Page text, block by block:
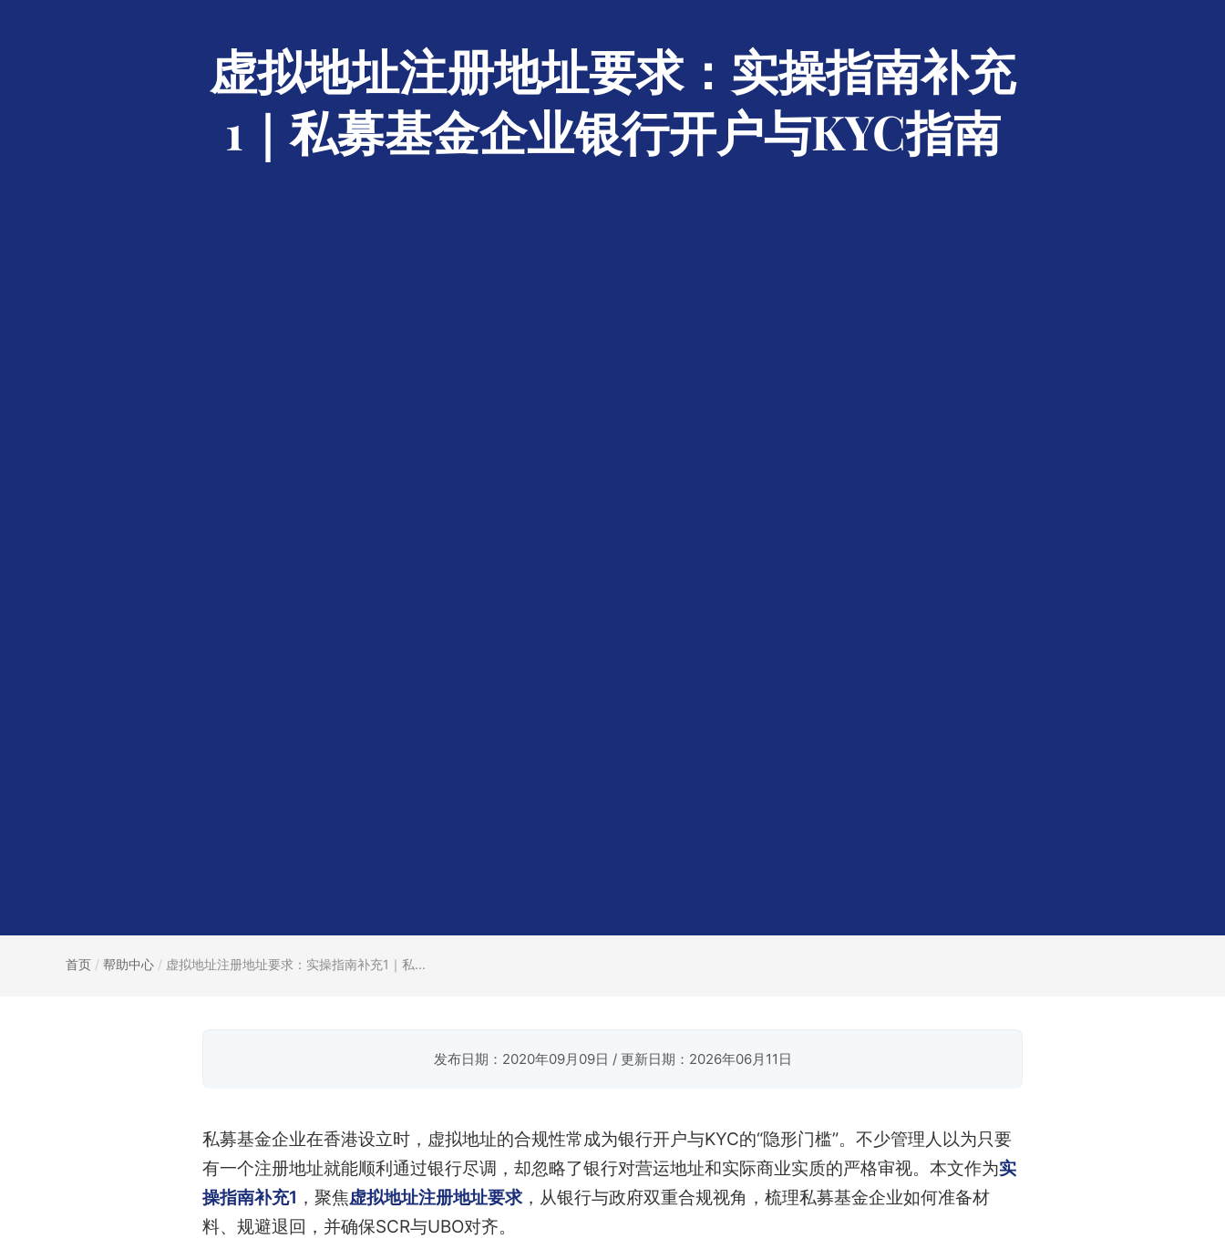
虚拟地址注册地址要求：实操指南补充
1｜私募基金企业银行开户与KYC指南
首页 / 帮助中心 / 虚拟地址注册地址要求：实操指南补充1｜私...
发布日期：2020年09月09日 / 更新日期：2026年06月11日
私募基金企业在香港设立时，虚拟地址的合规性常成为银行开户与KYC的“隐形门槛”。不少管理人以为只要
有一个注册地址就能顺利通过银行尽调，却忽略了银行对营运地址和实际商业实质的严格审视。本文作为实
操指南补充1 ，聚焦虚拟地址注册地址要求 ，从银行与政府双重合规视角，梳理私募基金企业如何准备材
料、规避退回，并确保SCR与UBO对齐。